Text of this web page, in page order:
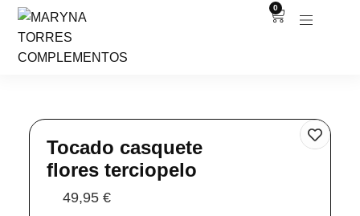
0
Tocado casquete
flores terciopelo
49,95€